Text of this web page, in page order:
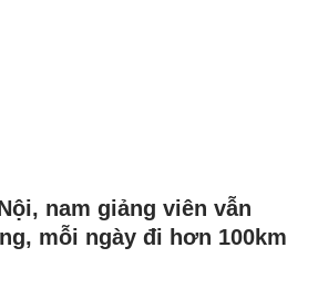
nam giảng viên vẫn
mỗi ngày đi hơn 100km